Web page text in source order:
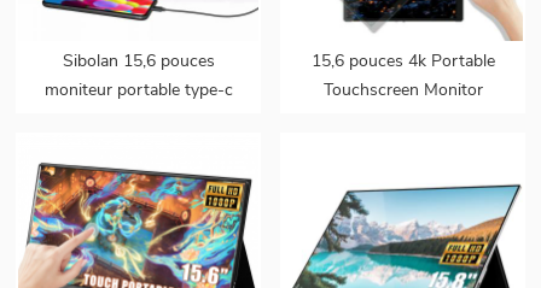
Sibolan 15,6 pouces
moniteur portable type-c
écran de moniteur portable
pour PS5 PC
15,6 pouces 4k Portable
Touchscreen Monitor
portable